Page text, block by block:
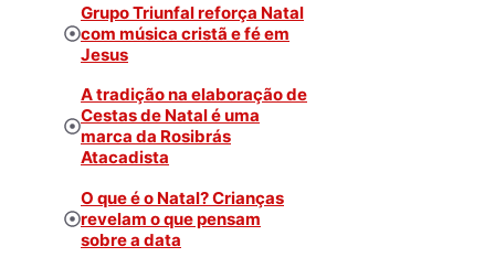
Grupo Triunfal reforça Natal
com música cristã e fé em
Jesus
A tradição na elaboração de
Cestas de Natal é uma
marca da Rosibrás
Atacadista
O que é o Natal? Crianças
revelam o que pensam
sobre a data